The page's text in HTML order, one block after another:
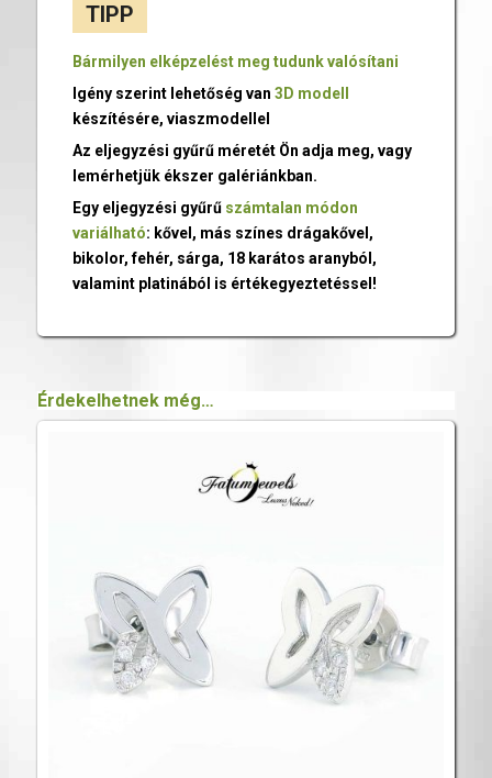
TIPP
Bármilyen elképzelést meg tudunk valósítani
Igény szerint lehetőség van 3D modell
készítésére, viaszmodellel
Az eljegyzési gyűrű méretét Ön adja meg, vagy
lemérhetjük ékszer galériánkban.
Egy eljegyzési gyűrű számtalan módon
variálható: kővel, más színes drágakővel,
bikolor, fehér, sárga, 18 karátos aranyból,
valamint platinából is értékegyeztetéssel!
Érdekelhetnek még…